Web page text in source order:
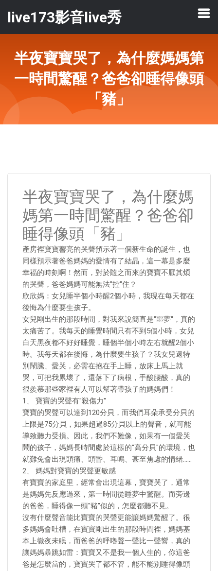
live173影音live秀
半夜寶寶哭了，為什麼媽媽第
一時間驚醒？爸爸卻睡得像頭
「豬」
半夜寶寶哭了，為什麼媽
媽第一時間驚醒？爸爸卻
睡得像頭「豬」
產房裡寶寶響亮的哭聲預示著一個新生命的誕生，也
同樣預示著爸爸媽媽的愛情有了結晶，這一幕是多麼
幸福的時刻啊！然而，對於隨之而來的寶寶不厭其煩
的哭聲，爸爸媽媽可能無法"控"住？
欣欣媽：女兒睡半個小時醒2個小時，我現在每天都在
後悔為什麼要生孩子。
女兒剛出生的那段時間，對我來說簡直是"噩夢"，真的
太痛苦了。我每天的睡覺時間只有不到5個小時，女兒
白天黑夜都不好好睡覺，睡個半個小時左右就醒2個小
時。我每天都在後悔，為什麼要生孩子？我女兒還特
別鬧騰、愛哭，必需在抱在手上睡，放床上馬上就
哭，可把我累壞了，還落下了病根，手酸腰酸，真的
很羨慕那些家裡有人可以幫著帶孩子的媽媽們！
1、 寶寶的哭聲有"殺傷力"
寶寶的哭聲可以達到120分貝，而我們耳朵承受分貝的
上限是75分貝，如果超過85分貝以上的聲音，就可能
導致聽力受損。因此，我們不難像，如果有一個愛哭
鬧的孩子，媽媽長時間處於這樣的"高分貝"的環境，也
就難免會出現頭痛、頭昏、耳鳴、甚至焦慮的情緒……
2、 媽媽對寶寶的哭聲更敏感
有寶寶的家庭里，經常會出現這幕，寶寶哭了，通常
是媽媽先反應過來，第一時間從睡夢中驚醒。而旁邊
的爸爸，睡得像一頭"豬"似的，怎麼都聽不見。
沒有什麼聲音能比寶寶的哭聲更能讓媽媽驚醒了。很
多媽媽會吐槽，在寶寶剛出生的那段時間裡，媽媽基
本上徹夜未眠，而爸爸的呼嚕聲一聲比一聲響，真的
讓媽媽暴跳如雷：寶寶又不是我一個人生的，你這爸
爸是怎麼當的，寶寶哭了都不管，能不能別睡得像頭